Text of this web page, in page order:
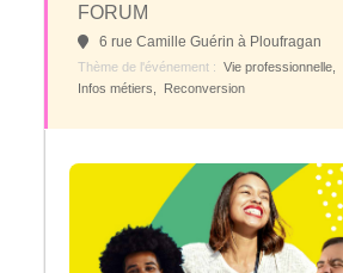
Recherche
FORUM
6 rue Camille Guérin à Ploufragan
Thème de l'événement : Vie professionnelle,
Infos métiers,
Reconversion